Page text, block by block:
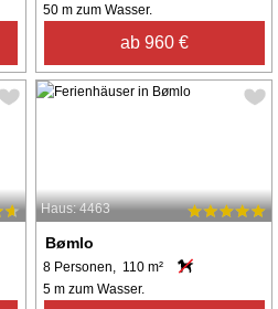
50 m zum Wasser.
ab 960 €
Haus: 4463
Bømlo
8 Personen, 110 m²
5 m zum Wasser.